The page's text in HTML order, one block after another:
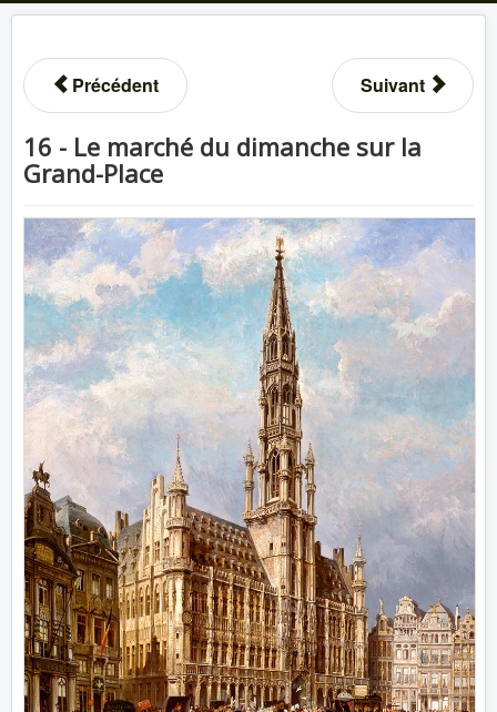
Précédent Suivant
16 - Le marché du dimanche sur la
Grand-Place